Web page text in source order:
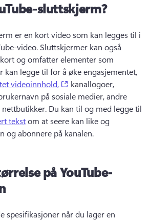
sluttskjerm?
er en kort video som kan legges til i
video. Sluttskjermer kan også
og omfatter elementer som
kan legge til for å øke engasjementet,
videoinnhold, (opens in a new tab)
kanallogoer,
på sosiale medier, andre
nettbutikker. Du kan til og med legge til
tekst om at seere kan like og
og abonnere på kanalen.
på YouTube-
spesifikasjoner når du lager en